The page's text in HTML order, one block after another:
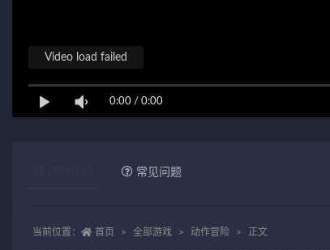
0:00 / 0:00
Video load failed
常见问题
当前位置： 首页 全部游戏 动作冒险 正文